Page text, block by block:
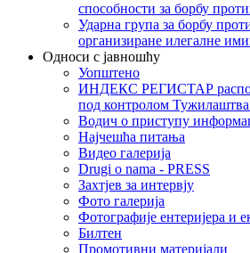
способности за борбу
Ударна група за борбу
организиране илегалне
Односи с јавношћу
Уопштено
ИНДЕКС РЕГИСТАР
под контролом
Водич о приступу
Најчешћа питања
Видео галерија
Drugi o nama - PRESS
Захтјев за интервју
Фото галерија
Фотографије ентеријера и
Билтен
Промотивни материјали